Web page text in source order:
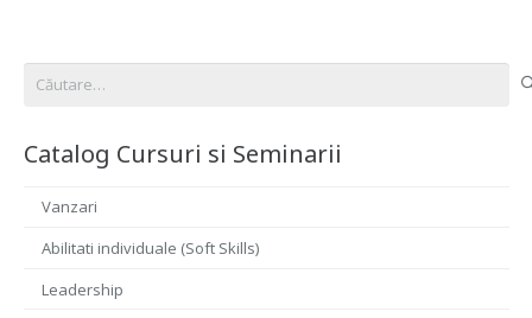
după:
Catalog Cursuri si Seminarii
Vanzari
Abilitati individuale (Soft Skills)
Leadership